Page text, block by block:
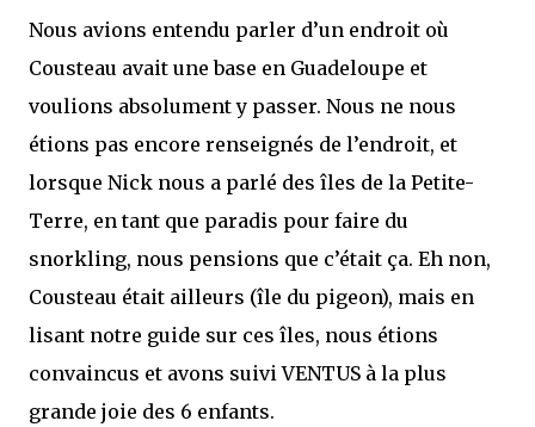
Nous avions entendu parler d’un endroit où
Cousteau avait une base en Guadeloupe et
voulions absolument y passer. Nous ne nous
étions pas encore renseignés de l’endroit, et
lorsque Nick nous a parlé des îles de la Petite-
Terre, en tant que paradis pour faire du
snorkling, nous pensions que c’était ça. Eh non,
Cousteau était ailleurs (île du pigeon), mais en
lisant notre guide sur ces îles, nous étions
convaincus et avons suivi VENTUS à la plus
grande joie des 6 enfants.